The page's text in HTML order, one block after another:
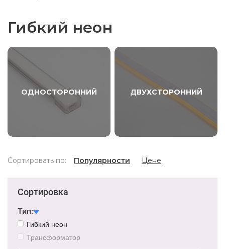
Гибкий неон
ОДНОСТОРОННИЙ ДВУХСТОРОННИЙ
Сортировать по: Популярности Цене
Сортировка
Тип:
Гибкий неон
Трансформатор